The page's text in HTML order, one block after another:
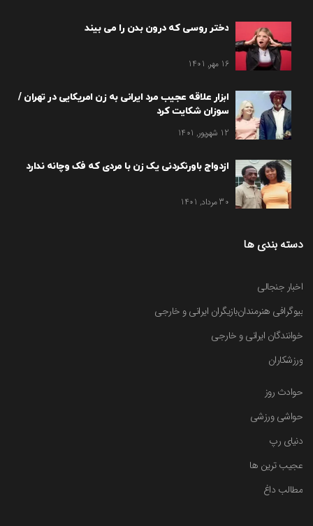
دختر روسی که درون بدن را می بیند
16 مهر, 1401
ابزار علاقه عجیب مرد ایرانی به زن امریکایی در تهران /
سوزان شکایت کرد
12 شهریور, 1401
ازدواج باورنکردنی یک زن با مردی که فک وچانه ندارد
30 مرداد, 1401
دسته بندی ها
اخبار جنجالی
بیوگرافی هنرمندانبازیگران ایرانی و خارجی
خوانندگان ایرانی و خارجی
ورزشکاران
حوادث روز
حواشی ورزشی
دنیای رپ
عجیب ترین ها
مطالب داغ